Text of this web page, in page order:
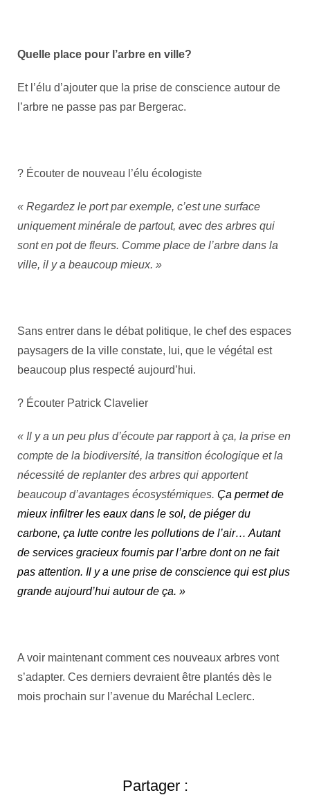
Quelle place pour l’arbre en ville?
Et l’élu d’ajouter que la prise de conscience autour de
l’arbre ne passe pas par Bergerac.
? Écouter de nouveau l’élu écologiste
« Regardez le port par exemple, c’est une surface
uniquement minérale de partout, avec des arbres qui
sont en pot de fleurs. Comme place de l’arbre dans la
ville, il y a beaucoup mieux. »
Sans entrer dans le débat politique, le chef des espaces
paysagers de la ville constate, lui, que le végétal est
beaucoup plus respecté aujourd’hui.
? Écouter Patrick Clavelier
« Il y a un peu plus d’écoute par rapport à ça, la prise en
compte de la biodiversité, la transition écologique et la
nécessité de replanter des arbres qui apportent
beaucoup d’avantages écosystémiques. Ça permet de
mieux infiltrer les eaux dans le sol, de piéger du
carbone, ça lutte contre les pollutions de l’air… Autant
de services gracieux fournis par l’arbre dont on ne fait
pas attention. Il y a une prise de conscience qui est plus
grande aujourd’hui autour de ça. »
A voir maintenant comment ces nouveaux arbres vont
s’adapter. Ces derniers devraient être plantés dès le
mois prochain sur l’avenue du Maréchal Leclerc.
Partager :